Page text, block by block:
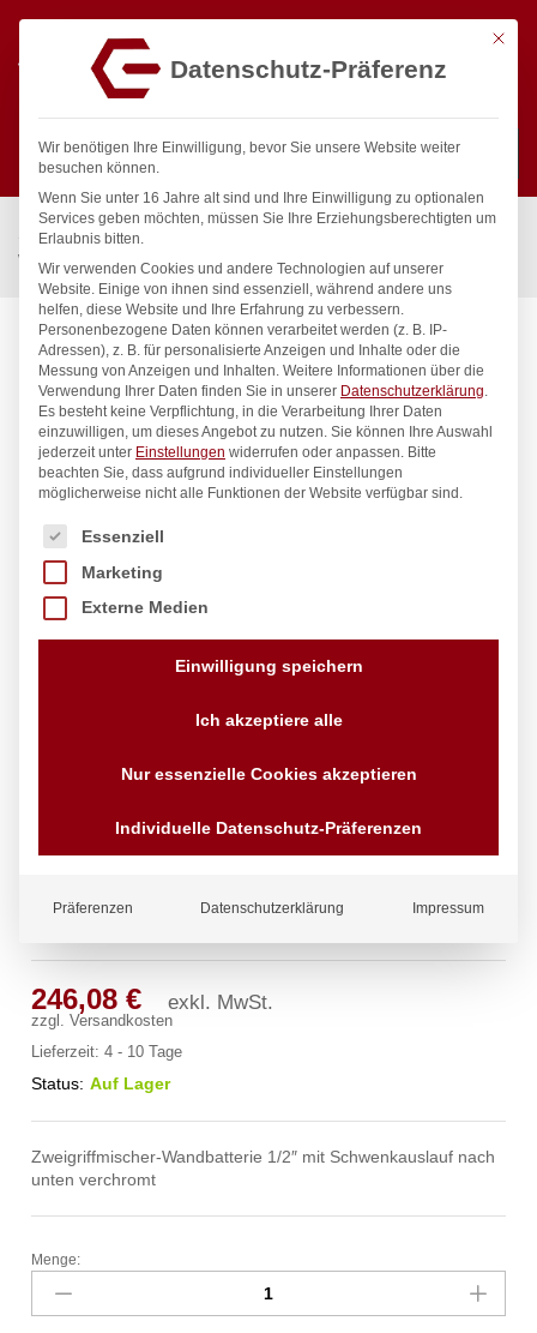
Suchen
Start / Gastronomiebedarf & Gastro Geräte für Profis
Wassertechnik
Wandbatterie gastro Wandbatterie 1/2″
gastro Wandbatterie 1/2″
246,08€ exkl. MwSt.
zzgl.Versandkosten
Lieferzeit:4 - 10 Tage
Status: Auf Lager
Zweigriffmischer-Wandbatterie 1/2″ mit Schwenkauslauf nach
unten verchromt
gastro
Wandbatterie
1/2"
Menge:
Mit
Datenschutz-Präferenz
Wir benötigen Ihre Einwilligung, bevor Sie unsere Website weiter
besuchen können.
Wenn Sie unter 16 Jahre alt sind und Ihre Einwilligung zu optionalen
Services geben möchten, müssen Sie Ihre Erziehungsberechtigten um
Erlaubnis bitten.
Wir verwenden Cookies und andere Technologien auf unserer
Website. Einige von ihnen sind essenziell, während andere uns
helfen, diese Website und Ihre Erfahrung zu verbessern.
Personenbezogene Daten können verarbeitet werden (z. B. IP-
Adressen), z. B. für personalisierte Anzeigen und Inhalte oder die
Messung von Anzeigen und Inhalten. Weitere Informationen über die
Verwendung Ihrer Daten finden Sie in unserer Datenschutzerklärung.
Es besteht keine Verpflichtung, in die Verarbeitung Ihrer Daten
einzuwilligen, um dieses Angebot zu nutzen. Sie können Ihre Auswahl
jederzeit unter Einstellungen widerrufen oder anpassen. Bitte
beachten Sie, dass aufgrund individueller Einstellungen
möglicherweise nicht alle Funktionen der Website verfügbar sind.
Es folgt eine Liste der Service-Gruppen, für die eine
Essenziell
Marketing
Externe Medien
Einwilligung speichern
Ich akzeptiere alle
Nur essenzielle Cookies akzeptieren
Individuelle Datenschutz-Präferenzen
Präferenzen Datenschutzerklärung Impressum